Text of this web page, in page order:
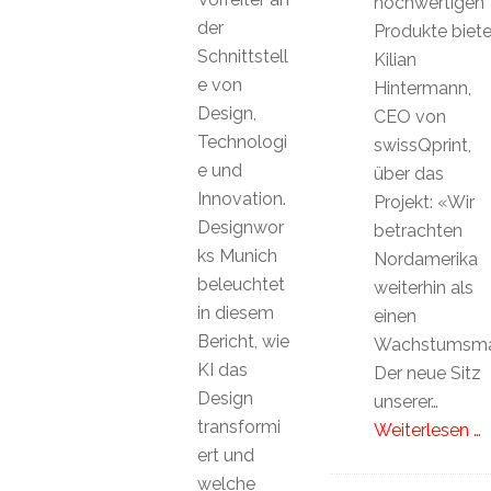
Produkte
Kilian
Hintermann,
CEO von
swissQprint,
über das
Projekt: «Wir
betrachten
Nordamerika
weiterhin als
einen
Der neue Sitz
unserer…
Weiterlesen …
der
Schnittstell
e von
Design,
Technologi
e und
Innovation.
Designwor
ks Munich
beleuchtet
in diesem
Bericht, wie
KI das
Design
transformi
ert und
welche